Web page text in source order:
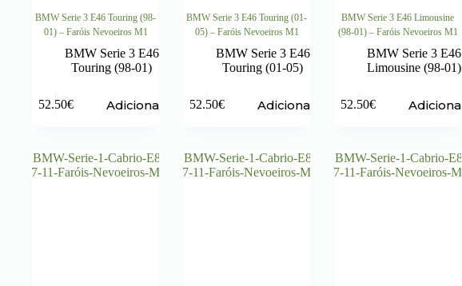
BMW Serie 3 E46 Touring (98-
01) – Faróis Nevoeiros M1
BMW Serie 3 E46
Touring (98-01)
52.50€ Adicionar
BMW Serie 3 E46 Touring (01-
05) – Faróis Nevoeiros M1
BMW Serie 3 E46
Touring (01-05)
52.50€ Adicionar
BMW Serie 3 E46 Limousine
(98-01) – Faróis Nevoeiros M1
BMW Serie 3 E46
Limousine (98-01)
52.50€ Adicionar